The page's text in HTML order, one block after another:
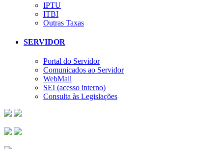
IPTU
ITBI
Outras Taxas
SERVIDOR
Portal do Servidor
Comunicados ao Servidor
WebMail
SEI (acesso interno)
Consulta às Legislações